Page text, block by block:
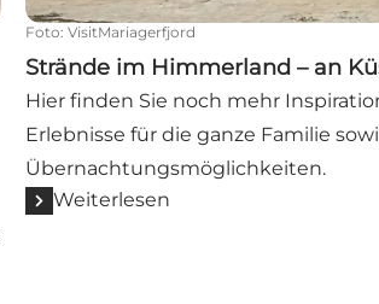
Foto: VisitMariagerfjord
Strände im Himmerland – an
Hier finden Sie noch mehr
Erlebnisse für die ganze Familie
Übernachtungsmöglichkeiten.
Weiterlesen